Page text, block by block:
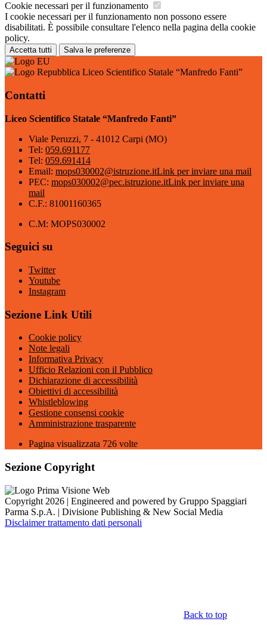
Cookie necessari per il funzionamento
I cookie necessari per il funzionamento non possono essere
disabilitati. È possibile consultare l'elenco nella pagina della cookie
policy.
Accetta tutti Salva le preferenze
Liceo Scientifico Statale “Manfredo Fanti”
Contatti
Liceo Scientifico Statale “Manfredo Fanti”
Viale Peruzzi, 7 - 41012 Carpi (MO)
Tel: 059.691177
Tel: 059.691414
Email: mops030002@istruzione.itLink per inviare una mail
PEC: mops030002@pec.istruzione.itLink per inviare una
mail
C.F.: 81001160365
C.M: MOPS030002
Seguici su
Twitter
Youtube
Instagram
Sezione Link Utili
Cookie policy
Note legali
Informativa Privacy
Ufficio Relazioni con il Pubblico
Dichiarazione di accessibilità
Obiettivi di accessibilità
Whistleblowing
Gestione consensi cookie
Amministrazione trasparente
Pagina visualizzata 726 volte
Sezione Copyright
Copyright 2026 | Engineered and powered by Gruppo Spaggiari
Parma S.p.A. | Divisione Publishing & New Social Media
Disclaimer trattamento dati personali
Back to top